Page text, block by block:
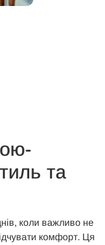
та
коли важливо не
комфорт. Ця